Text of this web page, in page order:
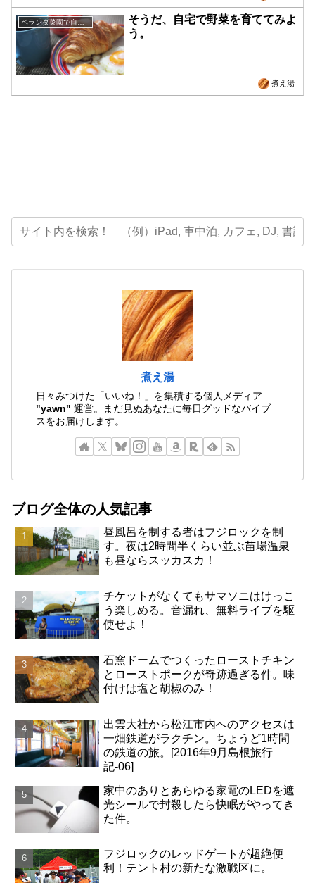
ベランダ菜園で自給自足
そうだ、自宅で野菜を育ててみよ
う。
煮え湯
煮え湯
日々みつけた「いいね！」を集積する個人メディア
"yawn" 運営。まだ見ぬあなたに毎日グッドなバイブ
スをお届けします。
ブログ全体の人気記事
昼風呂を制する者はフジロックを制
す。夜は2時間半くらい並ぶ苗場温泉
も昼ならスッカスカ！
チケットがなくてもサマソニはけっこ
う楽しめる。音漏れ、無料ライブを駆
使せよ！
石窯ドームでつくったローストチキン
とローストポークが奇跡過ぎる件。味
付けは塩と胡椒のみ！
出雲大社から松江市内へのアクセスは
一畑鉄道がラクチン。ちょうど1時間
の鉄道の旅。[2016年9月島根旅行
記-06]
家中のありとあらゆる家電のLEDを遮
光シールで封殺したら快眠がやってき
た件。
フジロックのレッドゲートが超絶便
利！テント村の新たな激戦区に。